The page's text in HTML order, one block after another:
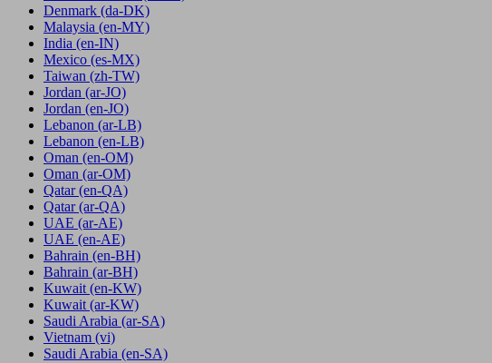
Denmark (da-DK)
Malaysia (en-MY)
India (en-IN)
Mexico (es-MX)
Taiwan (zh-TW)
Jordan (ar-JO)
Jordan (en-JO)
Lebanon (ar-LB)
Lebanon (en-LB)
Oman (en-OM)
Oman (ar-OM)
Qatar (en-QA)
Qatar (ar-QA)
UAE (ar-AE)
UAE (en-AE)
Bahrain (en-BH)
Bahrain (ar-BH)
Kuwait (en-KW)
Kuwait (ar-KW)
Saudi Arabia (ar-SA)
Vietnam (vi)
Saudi Arabia (en-SA)